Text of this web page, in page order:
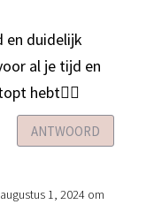
en duidelijk
al je tijd en
hebt🙋‍♀️
ANTWOORD
1, 2024 om